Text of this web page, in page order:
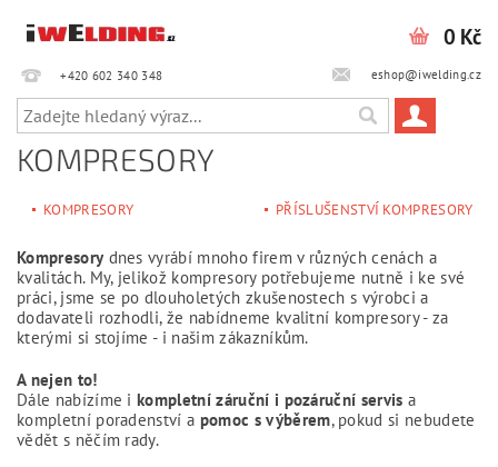
+420 602 340 348‎‎ eshop@iwelding.cz
0 Kč
KOMPRESORY
KOMPRESORY PŘÍSLUŠENSTVÍ KOMPRESORY
Kompresorydnes vyrábí mnoho firem v různých cenách a
kvalitách. My, jelikož kompresory potřebujeme nutně i ke své
práci, jsme se po dlouholetých zkušenostech s výrobci a
dodavateli rozhodli, že nabídneme kvalitní kompresory - za
kterými si stojíme - i našim zákazníkům.
A nejen to!
Dále nabízíme i kompletní záruční i pozáruční servis a
kompletní poradenství a pomoc s výběrem, pokud si nebudete
vědět s něčím rady.